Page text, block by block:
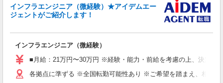
インフラエンジニア（微経験）★アイデムエー
ジェントがご紹介します！
インフラエンジニア（微経験）
■月給：21万円〜30万円 ※経験・能力・前給を考慮の上、決定い
各拠点に準ずる ※全国転勤可能性あり ※ご希望を踏まえ、相談の